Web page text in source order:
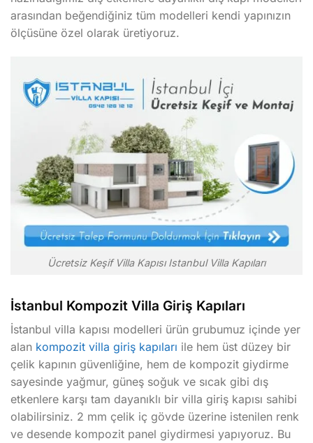
arasından beğendiğiniz tüm modelleri kendi yapınızın
ölçüsüne özel olarak üretiyoruz.
Ücretsiz Keşif Villa Kapısı Istanbul Villa Kapıları
İstanbul Kompozit Villa Giriş Kapıları
İstanbul villa kapısı modelleri ürün grubumuz içinde yer
alan kompozit villa giriş kapıları ile hem üst düzey bir
çelik kapının güvenliğine, hem de kompozit giydirme
sayesinde yağmur, güneş soğuk ve sıcak gibi dış
etkenlere karşı tam dayanıklı bir villa giriş kapısı sahibi
olabilirsiniz. 2 mm çelik iç gövde üzerine istenilen renk
ve desende kompozit panel giydirmesi yapıyoruz. Bu